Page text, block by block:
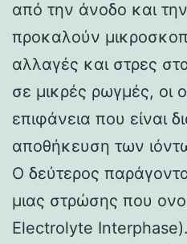
από την άνοδο και
προκαλούν
αλλαγές και στρες
σε μικρές ρωγμές, οι
επιφάνεια που είναι
αποθήκευση των
Ο δεύτερος
μιας στρώσης που
Electrolyte